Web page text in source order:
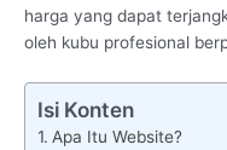
harga yang dapat
oleh kubu profesional
Isi Konten
Apa Itu Website?